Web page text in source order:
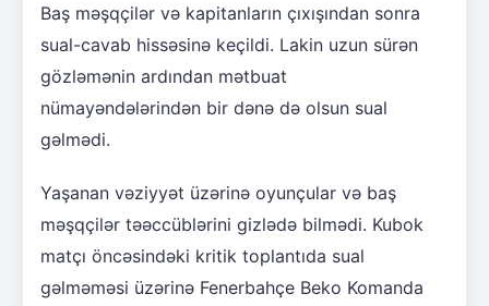
Baş məşqçilər və kapitanların çıxışından sonra
sual-cavab hissəsinə keçildi. Lakin uzun sürən
gözləmənin ardından mətbuat
nümayəndələrindən bir dənə də olsun sual
gəlmədi.
Yaşanan vəziyyət üzərinə oyunçular və baş
məşqçilər təəccüblərini gizlədə bilmədi. Kubok
matçı öncəsindəki kritik toplantıda sual
gəlməməsi üzərinə Fenerbahçe Beko Komanda